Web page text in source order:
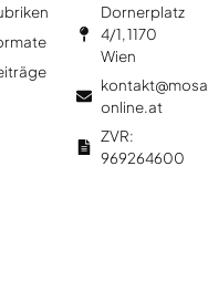
Dornerplatz
4/1, 1170
Wien
online.at
ZVR:
969264600